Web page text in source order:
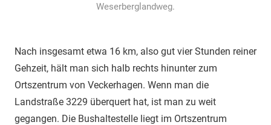
Weserberglandweg.
Nach insgesamt etwa 16 km, also gut vier Stunden reiner
Gehzeit, hält man sich halb rechts hinunter zum
Ortszentrum von Veckerhagen. Wenn man die
Landstraße 3229 überquert hat, ist man zu weit
gegangen. Die Bushaltestelle liegt im Ortszentrum